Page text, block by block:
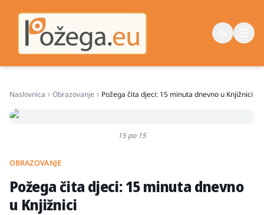
Sport
Županija
Naslovnica Obrazovanje Požega čita djeci: 15 minuta dnevno u Knjižnici
15 po 15
OBRAZOVANJE
Požega čita djeci: 15 minuta dnevno
u Knjižnici